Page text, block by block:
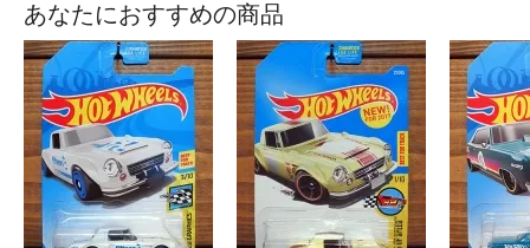
あなたにおすすめの商品